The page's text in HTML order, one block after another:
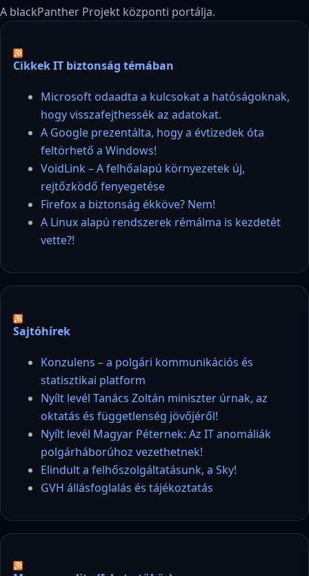
A blackPanther Projekt központi portálja.
Cikkek IT biztonság témában
Microsoft odaadta a kulcsokat a hatóságoknak,
hogy visszafejthessék az adatokat.
A Google prezentálta, hogy a évtizedek óta
feltörhető a Windows!
VoidLink – A felhőalapú környezetek új,
rejtőzködő fenyegetése
Firefox a biztonság ékköve? Nem!
A Linux alapú rendszerek rémálma is kezdetét
vette?!
Sajtóhírek
Konzulens – a polgári kommunikációs és
statisztikai platform
Nyílt levél Tanács Zoltán miniszter úrnak, az
oktatás és függetlenség jövőjéről!
Nyílt levél Magyar Péternek: Az IT anomáliák
polgárháborúhoz vezethetnek!
Elindult a felhőszolgáltatásunk, a Sky!
GVH állásfoglalás és tájékoztatás